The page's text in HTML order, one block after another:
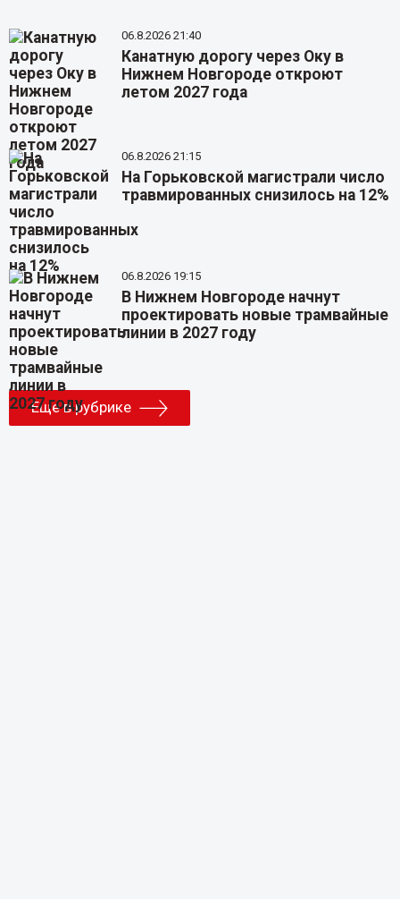
06.8.2026 21:40
Канатную дорогу через Оку в
Нижнем Новгороде откроют
летом 2027 года
06.8.2026 21:15
На Горьковской магистрали число
травмированных снизилось на 12%
06.8.2026 19:15
В Нижнем Новгороде начнут
проектировать новые трамвайные
линии в 2027 году
Еще в рубрике